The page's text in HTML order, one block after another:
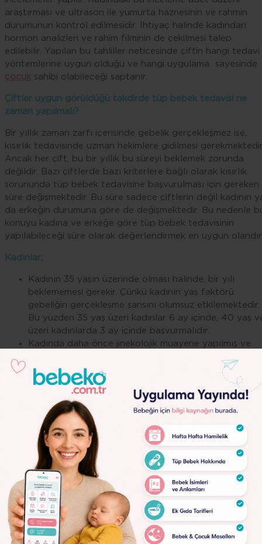
Lorem
Ipsum
Dolor
Lorem
Ipsum
Dolor
araştırması ve ultrason ile yumurta haznesinin ve rahmin
durumunun kontrol edilmesidir. İhtiyaç halinde kadından
hormon analizleri ve rahim filminin de çekilmesi talep
edilebilir. Yapılan bu tahliller neticesinde çiftin hangi tedavi
yöntemlerine uygun olduğu ve hangi uygulama sayesinde
sahibi olabileceği saptanır.
Çiftler uygun görüldüğü takdirde tüp bebek tedavisi ne
zaman yapılmalı?
Bir yıllık zaman zarfı içerisinde gebelik gerçekleşmez ise,
kısırlık tedavisinde uzman hekimlere gidilmesi
Ancak her çift, bu bir yıllık bu süreyi beklemek zorunda
değildir. Bazı çiftlerde bazı kriterlere bağlı olarak kısırlık
sorununda tüp bebek tedavisine başvurulması için gereken
süre değişmektedir. Bu süre sadece çiftlerin değil kadının
da erkeğin durumuna göre de değişmektedir. Bu nedenle
konuyu kadına ve erkeğe göre tüp bebek tedavisinin
yapılabileceği süre olarak değerlendirmek en uygun
Kadınlar;
Kadının 35 yaşın üzerinde olması halinde, bir yılı
beklememesi gerekir. Çünkü kadının yaş faktörü
gebeliğin gerçekleşme şansını olumsuz etkilemektedir.
Bu yüzden 35 yaş üzeri kadınlar 6 ay içinde, 40 yaş
üzeri kadınlarda 3 ay içinde başvurmalıdır.
Kadında daha önce jinekolojik muayene yapılmış ve
boyunca beklememelidir. Çünkü yumurta rezervi
ilerleyen süreç içerisinde azalabilir ki yumurta
haznesinde azalma tedavi de başarıyı olumsuz yönde
etkileyen bir faktördür.
Kadında adet döngüsünde düzensizlik varsa da vakit
kaybetmeksizin hekime başvurması gerekmektedir.
Kadın öncesinde pelvik enflamatuar hastalık ya da
gebelik geçirmişse de doktora başvurmak için zaman
kaybedilmemelidir.
Kadının karın bölgesinden cerrahi operasyon
halinde yapışıklıklar ve tüplerin kapanması gibi bir
durumla karşı karşıya kalınmışsa her iki durumda önem
arz eden bir konu olduğu için hekime başvurulması
açısından 1 yıllık bir süreyi beklememek doğru olandır.